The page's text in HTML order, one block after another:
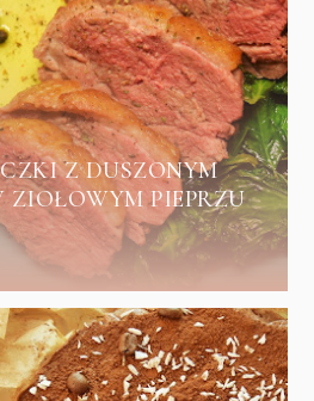
Z DUSZONYM
ZIOŁOWYM PIEPRZU